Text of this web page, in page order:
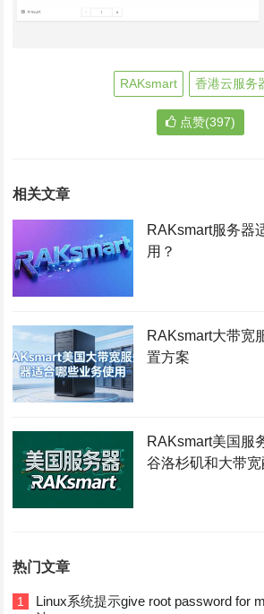
RAKsmart 香港云服务
点赞(397)
相关文章
RAKsmart服务器
用？
RAKsmart大带宽
置方案
RAKsmart美国服
谷洛杉矶和大带宽
热门文章
1
Linux系统提示give root password for